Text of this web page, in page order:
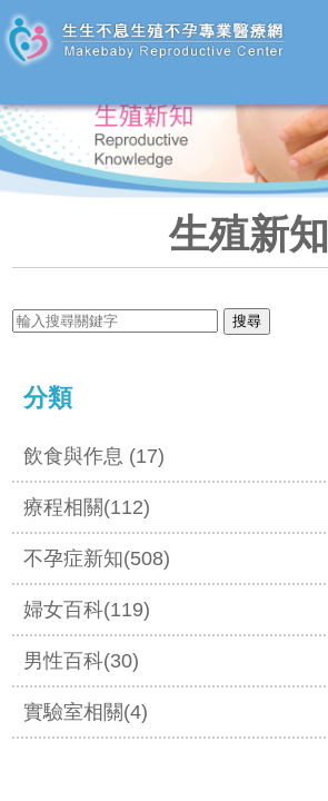
生殖新知
分類
飲食與作息 (17)
療程相關(112)
不孕症新知(508)
婦女百科(119)
男性百科(30)
實驗室相關(4)